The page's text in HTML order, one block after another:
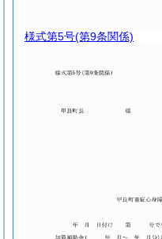
様式第5号(第9条関係)